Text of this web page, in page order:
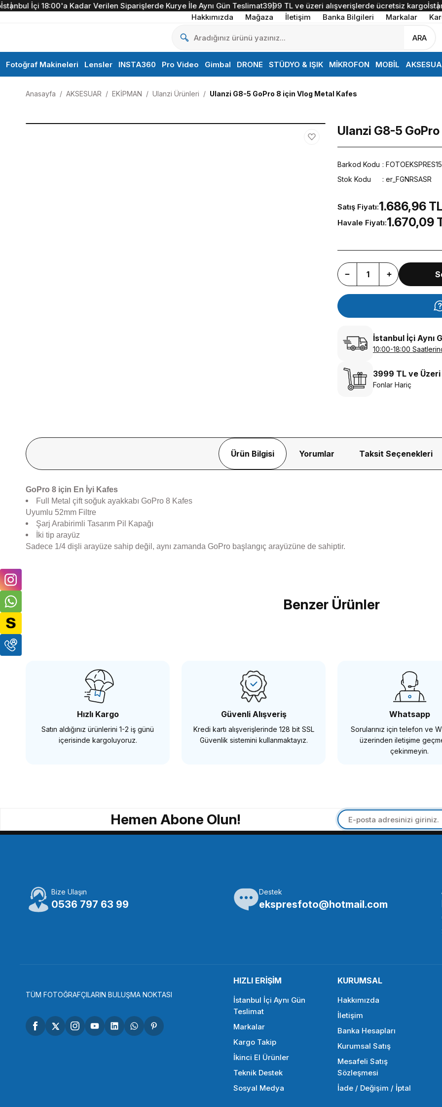
İçi 18:00'a Kadar Verilen Siparişlerde Kurye İle Aynı Gün Teslimat3999 TL ve üzeri alışverişlerde ücretsiz kargo
Hakkımızda
Mağaza İletişim Banka Bilgileri Markalar
ARA
Fotoğraf Makineleri Lensler INSTA360 Pro Video Gimbal DRONE STÜDYO & IŞIK MİKROFON MOBİL
Anasayfa AKSESUAR EKİPMAN Ulanzi Ürünleri Ulanzi G8-5 GoPro 8 için Vlog Metal Kafes
Ulanzi G8-5
Barkod Kodu
Stok Kodu
er_FGNRSASR
Satış Fiyatı:1.686,96
Havale Fiyatı:1.670,09
İstanbul İçi Aynı
10:00-18:00
3999 TL ve
Fonlar Hariç
Ürün Bilgisi Yorumlar Taksit Seçenekleri
GoPro 8 için En İyi Kafes
Full Metal çift soğuk ayakkabı GoPro 8 Kafes
Uyumlu 52mm Filtre
Şarj Arabirimli Tasarım Pil Kapağı
İki tip arayüz
Sadece 1/4 dişli arayüze sahip değil, aynı zamanda GoPro başlangıç ​​arayüzüne de sahiptir.
Benzer Ürünler
SEPETE EKLE SEPETE EKLE
288,86 TL
2.409,11 TL 4.575,58 TL
ULANZİ
STOKTA YOK
ULANZİ
Ulanzi-
Tükendi
ULANZİ
Hızlı Kargo
Satın aldığınız ürünlerini 1-2 iş günü
içerisinde kargoluyoruz.
Güvenli Alışveriş
Kredi kartı alışverişlerinde 128 bit SSL
Güvenlik sistemini kullanmaktayız.
Whatsapp
Sorularınız için telefon ve
üzerinden iletişime
çekinmeyin.
Hemen Abone Olun!
Bize Ulaşın
0536 797 63 99
Destek
ekspresfoto@hotmail.com
TÜM FOTOĞRAFÇILARIN BULUŞMA NOKTASI
HIZLI ERİŞİM
İstanbul İçi Aynı Gün
Teslimat
Markalar
Kargo Takip
İkinci El Ürünler
Teknik Destek
Sosyal Medya
KURUMSAL
Hakkımızda
İletişim
Banka Hesapları
Kurumsal Satış
Mesafeli Satış
Sözleşmesi
İade / Değişim / İptal